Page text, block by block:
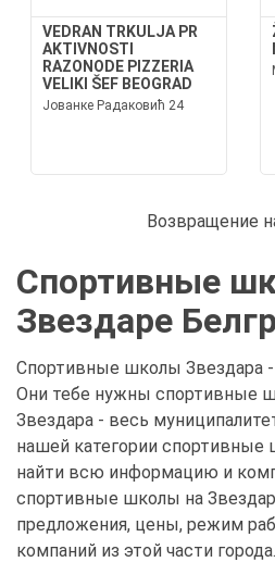
VEDRAN TRKULJA PR
AKTIVNOSTI
RAZONODE PIZZERIA
VELIKI ŠEF BEOGRAD
Јованке Радаковић 24
Возвращение
Спортивные
Звездаре
Спортивные школы Звездара -
Они тебе нужны спортивные
Звездара - весь
нашей категории
найти всю информацию и
спортивные школы на
предложения, цены, режим
компаний из этой части города.